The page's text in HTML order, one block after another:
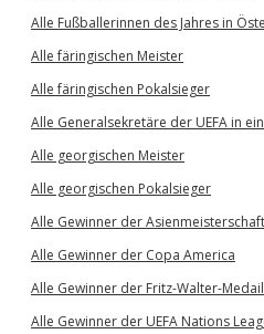
Alle Fußballerinnen des Jahres in
Alle färingischen Meister
Alle färingischen Pokalsieger
Alle Generalsekretäre der UEFA in
Alle georgischen Meister
Alle georgischen Pokalsieger
Alle Gewinner der Asienmeisterschaft
Alle Gewinner der Copa America
Alle Gewinner der Fritz-Walter-
Alle Gewinner der UEFA Nations